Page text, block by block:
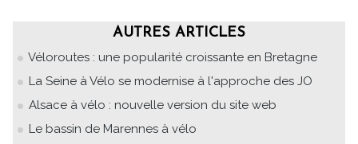
AUTRES ARTICLES
Véloroutes : une popularité croissante en Bretagne
La Seine à Vélo se modernise à l'approche des JO
Alsace à vélo : nouvelle version du site web
Le bassin de Marennes à vélo